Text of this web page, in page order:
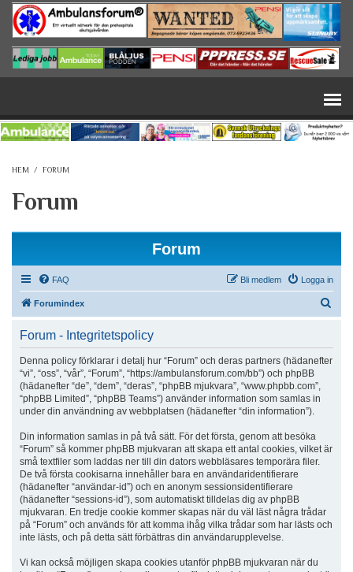
Hoppa till huvudinnehåll
HEM / FORUM
Forum